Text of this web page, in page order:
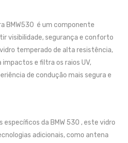
BMW530 é um componente
visibilidade, segurança e conforto
temperado de alta resistência,
e filtra os raios UV,
de condução mais segura e
da BMW 530 , este vidro
adicionais, como antena